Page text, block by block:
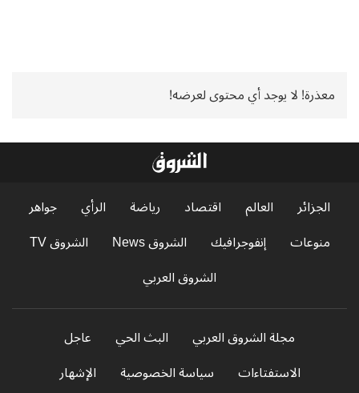
معذرة! لا يوجد أي محتوى لعرضه!
الجزائر العالم اقتصاد رياضة الرأي
جواهر
منوعات
إنفوجرافيك الشروق News
الشروق TV
الشروق العربي
مجلة الشروق العربي البث الحي
عاجل
الاستفتاءات
سياسة الخصوصية الإشهار